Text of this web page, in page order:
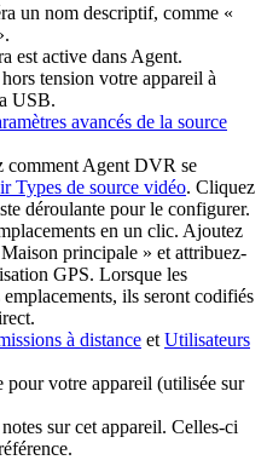
un nom descriptif, comme «
est active dans Agent.
tension votre appareil à
USB.
avancés de la source
comment Agent DVR se
Types de source vidéo. Cliquez
déroulante pour le configurer.
en un clic. Ajoutez
principale » et attribuez-
GPS. Lorsque les
ils seront codifiés
à distance et Utilisateurs
pour votre appareil (utilisée sur
sur cet appareil. Celles-ci